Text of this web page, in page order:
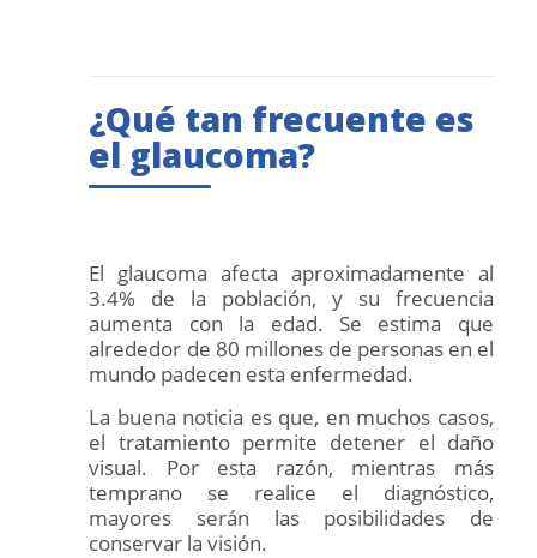
¿Qué tan frecuente es
el glaucoma?
El glaucoma afecta aproximadamente al
3.4% de la población, y su frecuencia
aumenta con la edad. Se estima que
alrededor de 80 millones de personas en el
mundo padecen esta enfermedad.
La buena noticia es que, en muchos casos,
el tratamiento permite detener el daño
visual. Por esta razón, mientras más
temprano se realice el diagnóstico,
mayores serán las posibilidades de
conservar la visión.